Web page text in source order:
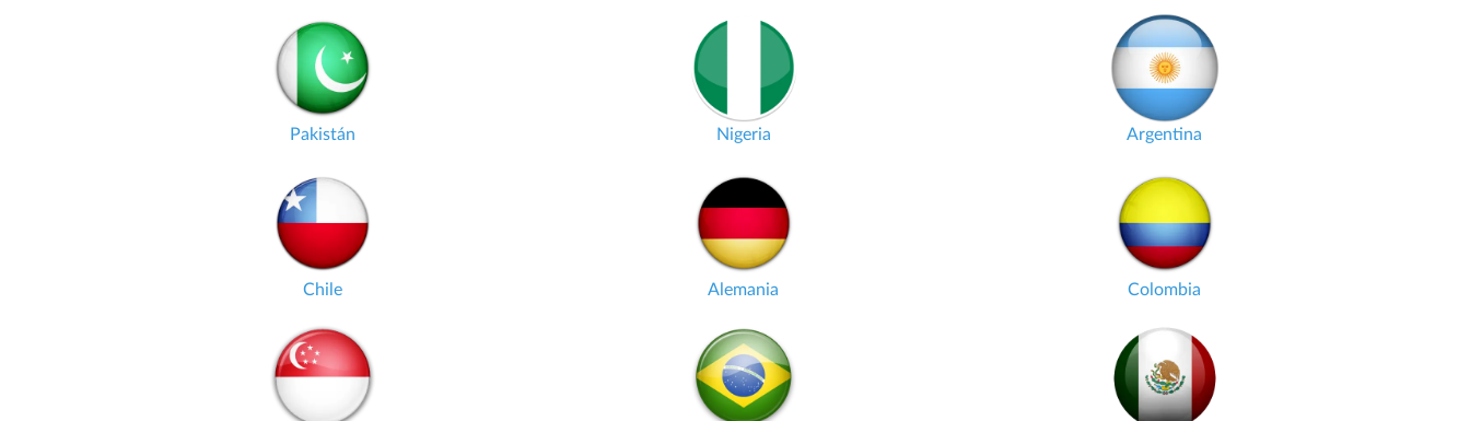
Pakistán Nigeria Argentina
Chile Alemania Colombia